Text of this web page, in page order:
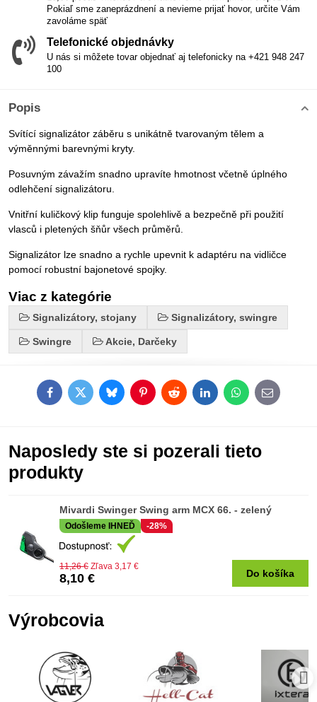
Pokiaľ sme zaneprázdnení a nevieme prijať hovor, určite Vám
zavoláme späť
Telefonické objednávky
U nás si môžete tovar objednať aj telefonicky na +421 948 247
100
Popis
Svítící signalizátor záběru s unikátně tvarovaným tělem a
výměnnými barevnými kryty.
Posuvným závažím snadno upravíte hmotnost včetně úplného
odlehčení signalizátoru.
Vnitřní kuličkový klip funguje spolehlivě a bezpečně při použití
vlasců i pletených šňůr všech průměrů.
Signalizátor lze snadno a rychle upevnit k adaptéru na vidličce
pomocí robustní bajonetové spojky.
Viac z kategórie
Signalizátory, stojany Signalizátory, swingre
Swingre Akcie, Darčeky
FacebookTwitterBlueskyPinterestRedditLinkedInWhatsApp
E-
mail
Naposledy ste si pozerali tieto
produkty
Mivardi Swinger Swing arm MCX 66. - zelený
Odošleme IHNEĎ -28%
8,10 €
11,26 € Zľava 3,17 €
Do košíka
Výrobcovia